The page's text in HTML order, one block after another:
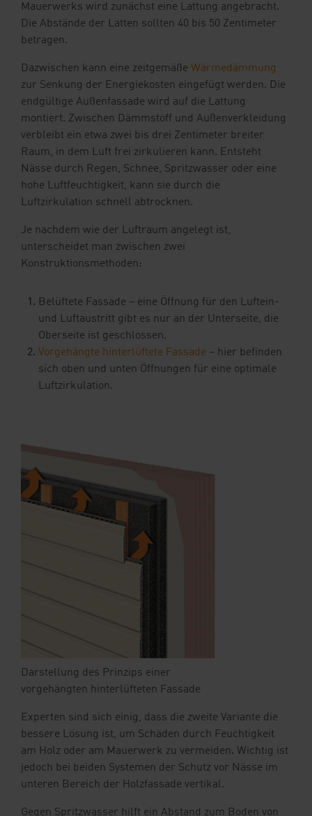
Mauerwerks wird zunächst eine Lattung angebracht.
Die Abstände der Latten sollten 40 bis 50 Zentimeter
betragen.
Dazwischen kann eine zeitgemäße Wärmedämmung
zur Senkung der Energiekosten eingefügt werden. Die
endgültige Außenfassade wird auf die Lattung
montiert. Zwischen Dämmstoff und Außenverkleidung
verbleibt ein etwa zwei bis drei Zentimeter breiter
Raum, in dem Luft frei zirkulieren kann. Entsteht
Nässe durch Regen, Schnee, Spritzwasser oder eine
hohe Luftfeuchtigkeit, kann sie durch die
Luftzirkulation schnell abtrocknen.
Je nachdem wie der Luftraum angelegt ist,
unterscheidet man zwischen zwei
Konstruktionsmethoden:
Belüftete Fassade – eine Öffnung für den Luftein-
und Luftaustritt gibt es nur an der Unterseite, die
Oberseite ist geschlossen.
Vorgehängte hinterlüftete Fassade – hier befinden
sich oben und unten Öffnungen für eine optimale
Luftzirkulation.
Darstellung des Prinzips einer
vorgehängten hinterlüfteten Fassade
Experten sind sich einig, dass die zweite Variante die
bessere Lösung ist, um Schäden durch Feuchtigkeit
am Holz oder am Mauerwerk zu vermeiden. Wichtig ist
jedoch bei beiden Systemen der Schutz vor Nässe im
unteren Bereich der Holzfassade vertikal.
Gegen Spritzwasser hilft ein Abstand zum Boden von